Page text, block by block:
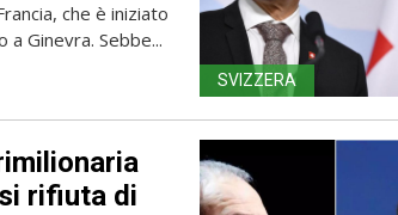
che è iniziato
Ginevra. Sebbe...
SVIZZERA
rifiuta di